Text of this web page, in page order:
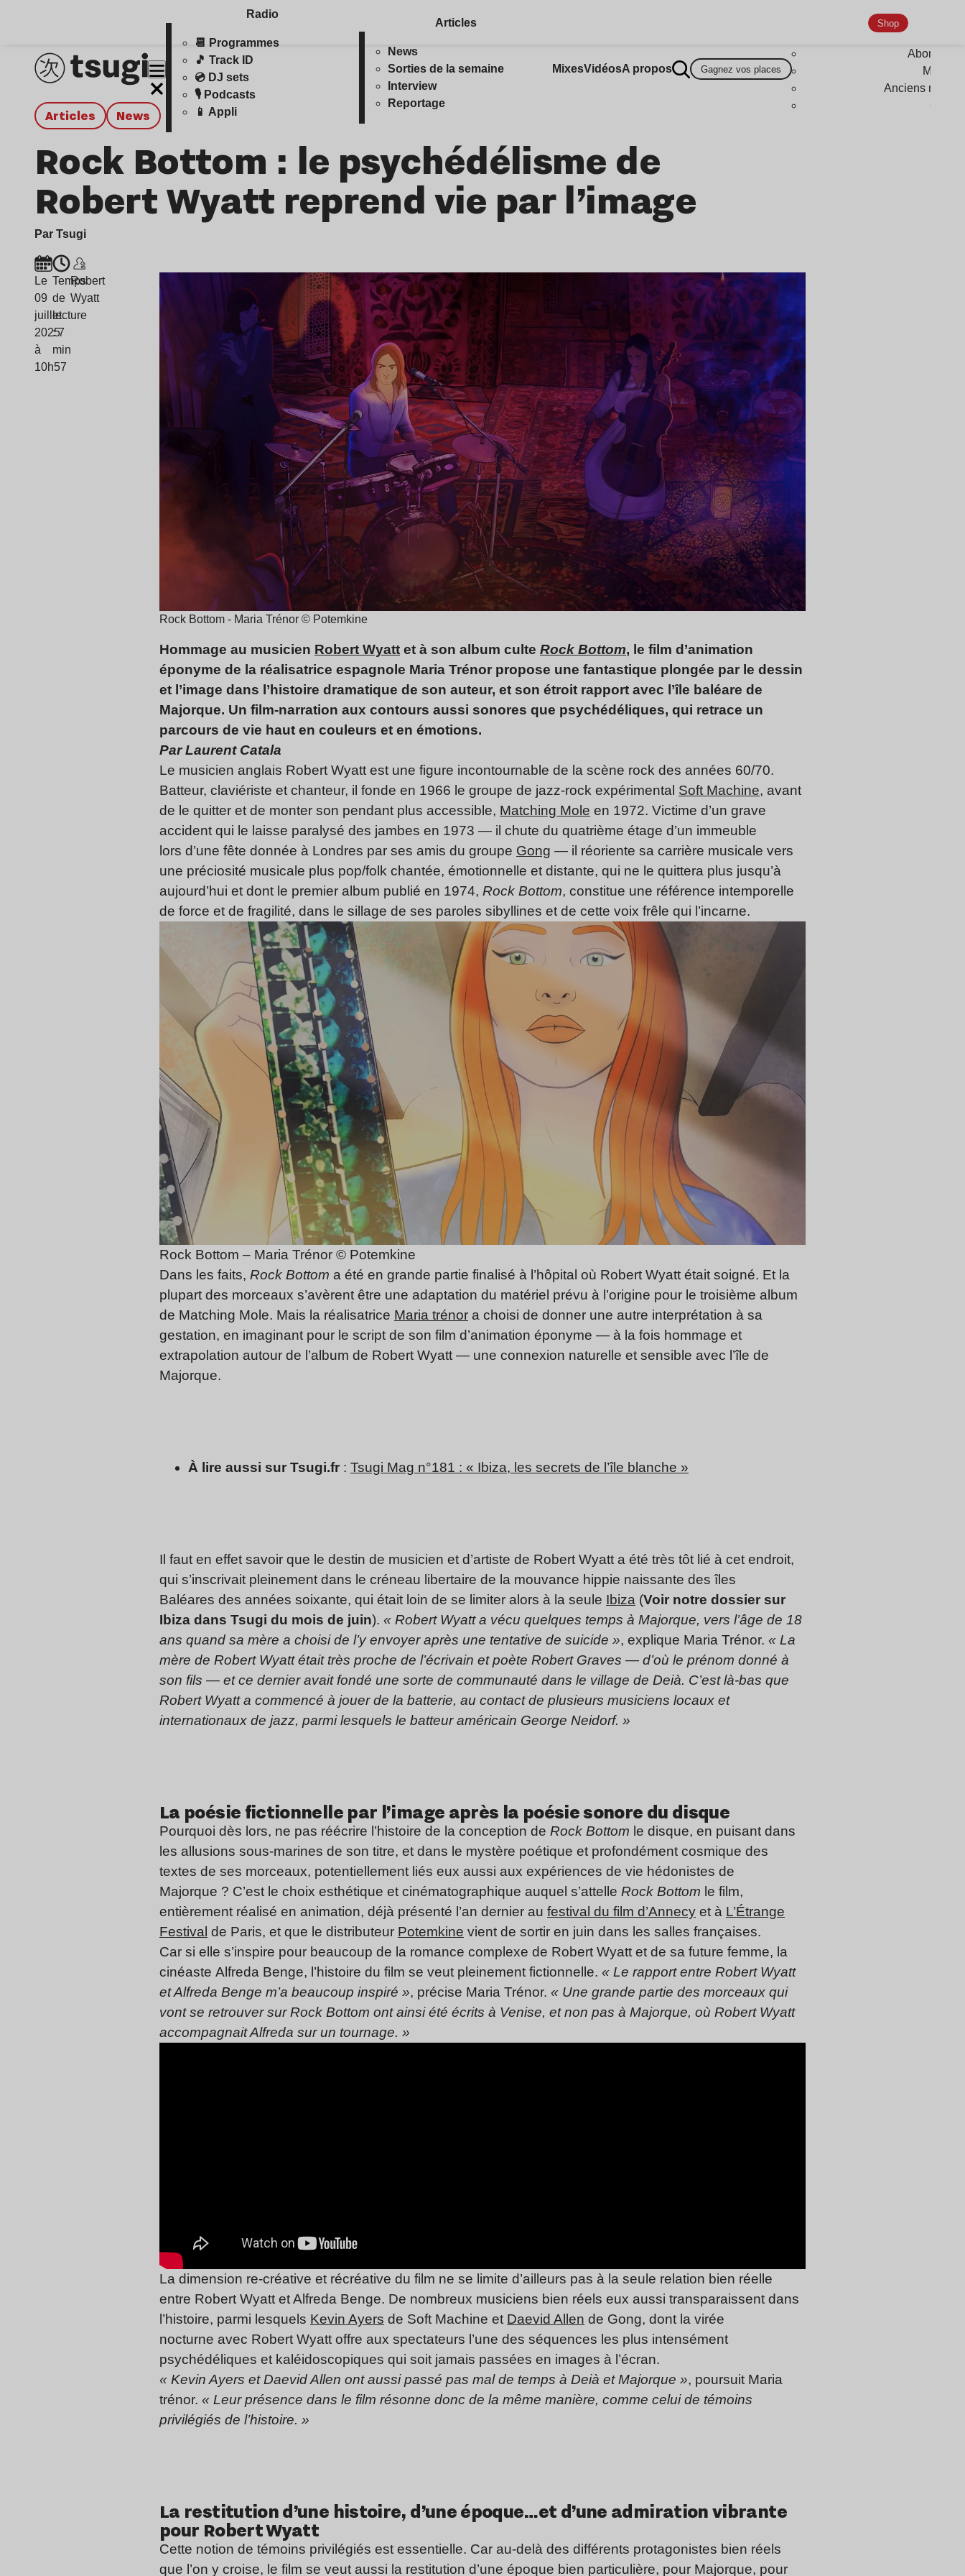
Radio
📆 Programmes
🎵 Track ID
💿 DJ sets
🎙️ Podcasts
📱 Appli
Articles
News
Sorties de la semaine
Interview
Reportage
MixesVidéosA propos Gagnez vos places
Shop
Anciens
Articles news
Rock Bottom : le psychédélisme de
Robert Wyatt reprend vie par l’image
Par Tsugi
Le
09
juillet
2025
à
10h57
Temps
de
lecture
: 7
min
Robert
Wyatt
Rock Bottom - Maria Trénor © Potemkine
Hommage au musicien Robert Wyatt et à son album culte Rock Bottom, le film d’animation
éponyme de la réalisatrice espagnole Maria Trénor propose une fantastique plongée par le dessin
et l’image dans l’histoire dramatique de son auteur, et son étroit rapport avec l’île baléare de
Majorque. Un film-narration aux contours aussi sonores que psychédéliques, qui retrace un
parcours de vie haut en couleurs et en émotions.
Par Laurent Catala
Le musicien anglais Robert Wyatt est une figure incontournable de la scène rock des années 60/70.
Batteur, claviériste et chanteur, il fonde en 1966 le groupe de jazz-rock expérimental Soft Machine, avant
de le quitter et de monter son pendant plus accessible, Matching Mole en 1972. Victime d’un grave
accident qui le laisse paralysé des jambes en 1973 — il chute du quatrième étage d’un immeuble
lors d’une fête donnée à Londres par ses amis du groupe Gong — il réoriente sa carrière musicale vers
une préciosité musicale plus pop/folk chantée, émotionnelle et distante, qui ne le quittera plus jusqu’à
aujourd’hui et dont le premier album publié en 1974, Rock Bottom, constitue une référence intemporelle
de force et de fragilité, dans le sillage de ses paroles sibyllines et de cette voix frêle qui l’incarne.
Rock Bottom – Maria Trénor © Potemkine
Dans les faits, Rock Bottom a été en grande partie finalisé à l’hôpital où Robert Wyatt était soigné. Et la
plupart des morceaux s’avèrent être une adaptation du matériel prévu à l’origine pour le troisième album
de Matching Mole. Mais la réalisatrice Maria trénor a choisi de donner une autre interprétation à sa
gestation, en imaginant pour le script de son film d’animation éponyme — à la fois hommage et
extrapolation autour de l’album de Robert Wyatt — une connexion naturelle et sensible avec l’île de
Majorque.
À lire aussi sur Tsugi.fr : Tsugi Mag n°181 : « Ibiza, les secrets de l’île blanche »
Il faut en effet savoir que le destin de musicien et d’artiste de Robert Wyatt a été très tôt lié à cet endroit,
qui s’inscrivait pleinement dans le créneau libertaire de la mouvance hippie naissante des îles
Baléares des années soixante, qui était loin de se limiter alors à la seule Ibiza (Voir notre dossier sur
Ibiza dans Tsugi du mois de juin). « Robert Wyatt a vécu quelques temps à Majorque, vers l’âge de 18
ans quand sa mère a choisi de l’y envoyer après une tentative de suicide », explique Maria Trénor. « La
mère de Robert Wyatt était très proche de l’écrivain et poète Robert Graves — d’où le prénom donné à
son fils — et ce dernier avait fondé une sorte de communauté dans le village de Deià. C’est là-bas que
Robert Wyatt a commencé à jouer de la batterie, au contact de plusieurs musiciens locaux et
internationaux de jazz, parmi lesquels le batteur américain George Neidorf. »
La poésie fictionnelle par l’image après la poésie sonore du disque
Pourquoi dès lors, ne pas réécrire l’histoire de la conception de Rock Bottom le disque, en puisant dans
les allusions sous-marines de son titre, et dans le mystère poétique et profondément cosmique des
textes de ses morceaux, potentiellement liés eux aussi aux expériences de vie hédonistes de
Majorque ? C’est le choix esthétique et cinématographique auquel s’attelle Rock Bottom le film,
entièrement réalisé en animation, déjà présenté l’an dernier au festival du film d’Annecy et à L’Étrange
Festival de Paris, et que le distributeur Potemkine vient de sortir en juin dans les salles françaises.
Car si elle s’inspire pour beaucoup de la romance complexe de Robert Wyatt et de sa future femme, la
cinéaste Alfreda Benge, l’histoire du film se veut pleinement fictionnelle. « Le rapport entre Robert Wyatt
et Alfreda Benge m’a beaucoup inspiré », précise Maria Trénor. « Une grande partie des morceaux qui
vont se retrouver sur Rock Bottom ont ainsi été écrits à Venise, et non pas à Majorque, où Robert Wyatt
accompagnait Alfreda sur un tournage. »
La dimension re-créative et récréative du film ne se limite d’ailleurs pas à la seule relation bien réelle
entre Robert Wyatt et Alfreda Benge. De nombreux musiciens bien réels eux aussi transparaissent dans
l’histoire, parmi lesquels Kevin Ayers de Soft Machine et Daevid Allen de Gong, dont la virée
nocturne avec Robert Wyatt offre aux spectateurs l’une des séquences les plus intensément
psychédéliques et kaléidoscopiques qui soit jamais passées en images à l’écran.
« Kevin Ayers et Daevid Allen ont aussi passé pas mal de temps à Deià et Majorque », poursuit Maria
trénor. « Leur présence dans le film résonne donc de la même manière, comme celui de témoins
privilégiés de l’histoire. »
La restitution d’une histoire, d’une époque…et d’une admiration vibrante
pour Robert Wyatt
Cette notion de témoins privilégiés est essentielle. Car au-delà des différents protagonistes bien réels
que l’on y croise, le film se veut aussi la restitution d’une époque bien particulière, pour Majorque, pour